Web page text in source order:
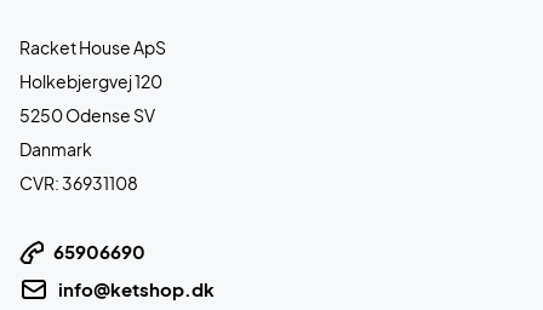
Racket House ApS
Holkebjergvej 120
5250 Odense SV
Danmark
CVR: 36931108
65906690
info@ketshop.dk